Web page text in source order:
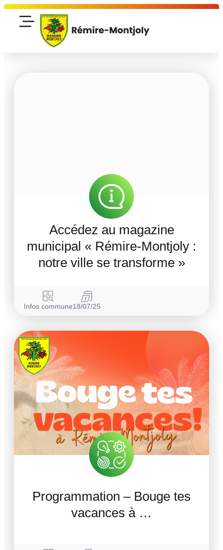
Accédez au magazine
municipal « Rémire-Montjoly :
notre ville se transforme »
Infos commune18/07/25
Programmation – Bouge tes
vacances à …